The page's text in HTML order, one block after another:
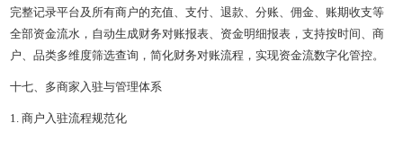
完整记录平台及所有商户的充值、支付、退款、分账、佣金、账期收支等
全部资金流水，自动生成财务对账报表、资金明细报表，支持按时间、商
户、品类多维度筛选查询，简化财务对账流程，实现资金流数字化管控。
十七、多商家入驻与管理体系
1. 商户入驻流程规范化